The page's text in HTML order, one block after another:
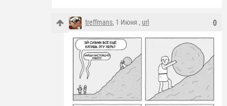
0
treffmans, 1 Июня , url